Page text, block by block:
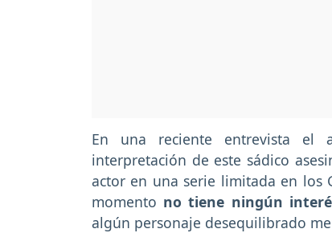
En una reciente entrevista el
interpretación de este sádico
actor en una serie limitada en los
momento no tiene ningún
algún personaje desequilibrado